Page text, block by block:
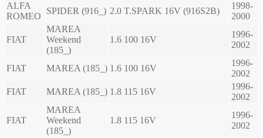
ALFA
ROMEO
SPIDER (916_) 2.0 T.SPARK 16V (916S2B)
1998-
2000
FIAT
MAREA
Weekend
(185_)
1.6 100 16V
1996-
2002
FIAT MAREA (185_) 1.6 100 16V
1996-
2002
FIAT
MAREA (185_) 1.8 115 16V
1996-
2002
FIAT
MAREA
Weekend
(185_)
1.8 115 16V
1996-
2002